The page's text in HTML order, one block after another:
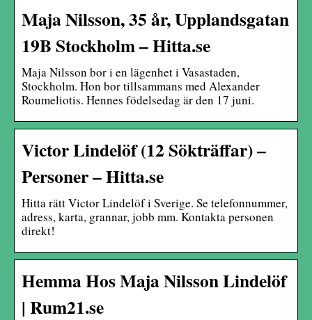
Maja Nilsson, 35 år, Upplandsgatan
19B Stockholm – Hitta.se
Maja Nilsson bor i en lägenhet i Vasastaden,
Stockholm. Hon bor tillsammans med Alexander
Roumeliotis. Hennes födelsedag är den 17 juni.
Victor Lindelöf (12 Sökträffar) –
Personer – Hitta.se
Hitta rätt Victor Lindelöf i Sverige. Se telefonnummer,
adress, karta, grannar, jobb mm. Kontakta personen
direkt!
Hemma Hos Maja Nilsson Lindelöf
| Rum21.se